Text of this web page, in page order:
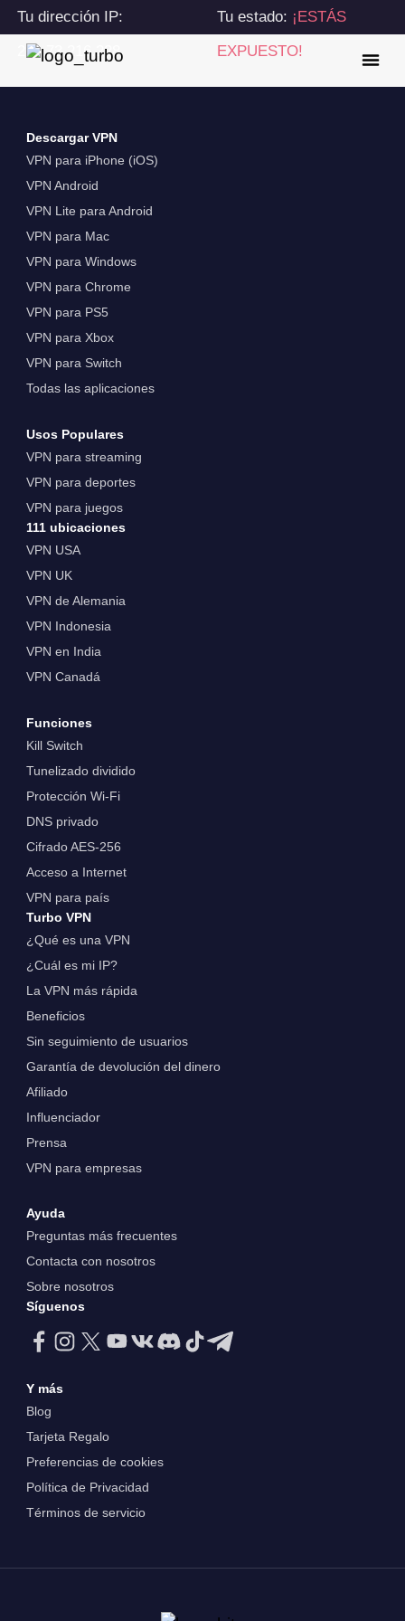
Tu dirección IP:
216.73.216.228
Tu estado: ¡ESTÁS
EXPUESTO!
Descargar VPN
VPN para iPhone (iOS)
VPN Android
VPN Lite para Android
VPN para Mac
VPN para Windows
VPN para Chrome
VPN para PS5
VPN para Xbox
VPN para Switch
Todas las aplicaciones
Usos Populares
VPN para streaming
VPN para deportes
VPN para juegos
111 ubicaciones
VPN USA
VPN UK
VPN de Alemania
VPN Indonesia
VPN en India
VPN Canadá
Funciones
Kill Switch
Tunelizado dividido
Protección Wi-Fi
DNS privado
Cifrado AES-256
Acceso a Internet
VPN para país
Turbo VPN
¿Qué es una VPN
¿Cuál es mi IP?
La VPN más rápida
Beneficios
Sin seguimiento de usuarios
Garantía de devolución del dinero
Afiliado
Influenciador
Prensa
VPN para empresas
Ayuda
Preguntas más frecuentes
Contacta con nosotros
Sobre nosotros
Síguenos
Y más
Blog
Tarjeta Regalo
Preferencias de cookies
Política de Privacidad
Términos de servicio